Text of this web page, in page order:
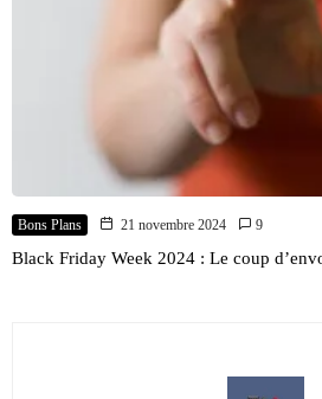
Bons Plans 21 novembre 2024 9
Black Friday Week 2024 : Le coup